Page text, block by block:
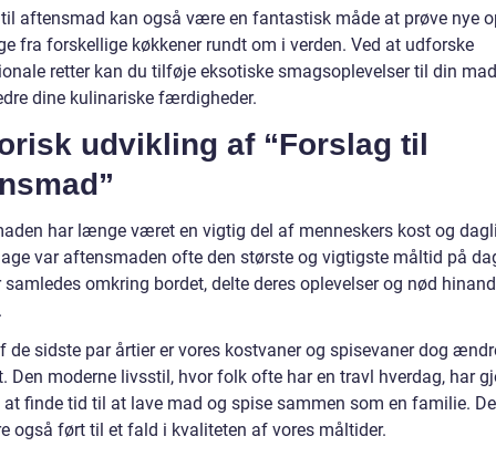
aftensmad kan også være en fantastisk måde at prøve nye
fra forskellige køkkener rundt om i verden. Ved at udforske
retter kan du tilføje eksotiske smagsoplevelser til din
dine kulinariske færdigheder.
udvikling af “Forslag til
har længe været en vigtig del af menneskers kost og
var aftensmaden ofte den største og vigtigste måltid på
omkring bordet, delte deres oplevelser og nød
de sidste par årtier er vores kostvaner og spisevaner dog
Den moderne livsstil, hvor folk ofte har en travl hverdag, har
finde tid til at lave mad og spise sammen som en familie.
også ført til et fald i kvaliteten af vores måltider.